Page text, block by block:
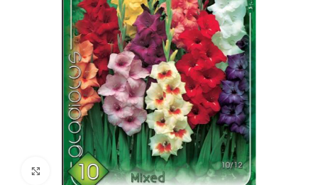
Fă clic pentru a mări